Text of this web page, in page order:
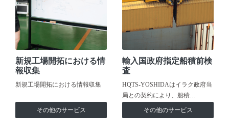
新規工場開拓における情
報収集
新規工場開拓における情報収集
その他のサービス
輸入国政府指定船積前検
査
HQTS-YOSHIDAはイラク政府当
局との契約により、船積…
その他のサービス